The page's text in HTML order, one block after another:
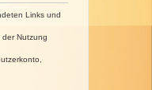
Links und
Nutzung